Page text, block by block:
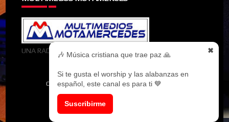
✖
🎶 Música cristiana que trae paz 🙏
Si te gusta el worship y las alabanzas en
español, este canal es para ti 💙
Suscribirme
UNA RADIOMIEMBRO DE MULTIMEDOS MOTAMERCES
CREATED BY SORATEMPLATES | DISTRIBUTED BY